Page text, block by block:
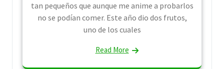
tan pequeños que aunque me anime a probarlos
no se podían comer. Este año dio dos frutos,
uno de los cuales
Read More